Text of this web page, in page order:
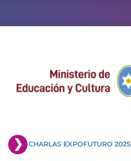
CHARLAS EXPOFUTURO 2025